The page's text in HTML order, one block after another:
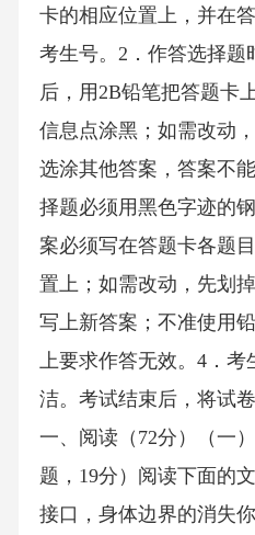
卡的相应位置上，并在
考生号。2．作答选择题
后，用2B铅笔把答题卡
信息点涂黑；如需改动
选涂其他答案，答案不
择题必须用黑色字迹的
案必须写在答题卡各题
置上；如需改动，先划
写上新答案；不准使用
上要求作答无效。4．考
洁。考试结束后，将试
一、阅读（72分）（一
题，19分）阅读下面的
接口，身体边界的消失